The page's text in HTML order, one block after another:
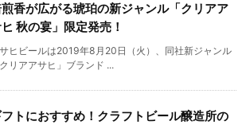
香が広がる琥珀の新ジャンル「クリアア
秋の宴」限定発売！
ヒビールは2019年8月20日（火）、同社新ジャンル
クリアアサヒ」ブランド ...
トにおすすめ！クラフトビール醸造所の